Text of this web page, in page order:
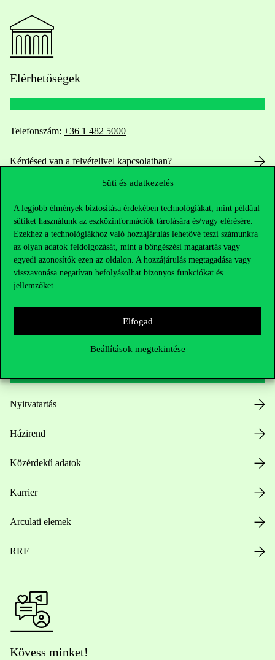
Süti és adatkezelés
A legjobb élmények biztosítása érdekében technológiákat, mint például
sütiket használunk az eszközinformációk tárolására és/vagy elérésére.
Ezekhez a technológiákhoz való hozzájárulás lehetővé teszi számunkra
az olyan adatok feldolgozását, mint a böngészési magatartás vagy
egyedi azonosítók ezen az oldalon. A hozzájárulás megtagadása vagy
visszavonása negatívan befolyásolhat bizonyos funkciókat és
jellemzőket.
Elfogad
Beállítások megtekintése
Elérhetőségek
Telefonszám: +36 1 482 5000
Kérdésed van a felvételivel kapcsolatban?
HUB jelenlegi hallgatóinknak
Sajtó:press@uni-corvinus.hu
Nyitvatartás
Házirend
Közérdekű adatok
Karrier
Arculati elemek
RRF
Kövess minket!